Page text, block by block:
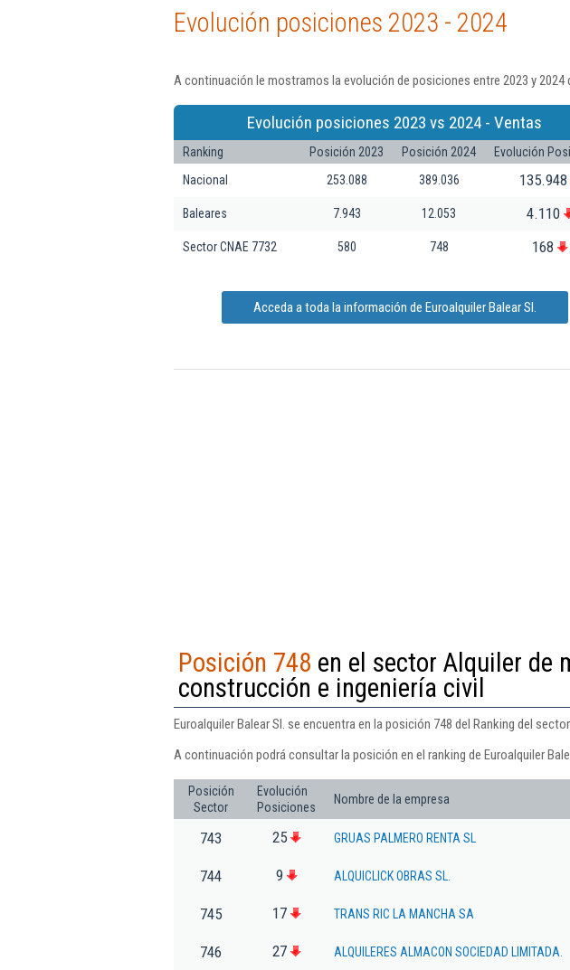
Evolución posiciones 2023 - 2024
A continuación le mostramos la evolución de posiciones entre 2023 y
Evolución posiciones 2023 vs 2024 - Ventas
Ranking Posición 2023 Posición 2024
Evolución
Nacional
253.088 389.036 135.948
Baleares 7.943 12.053 4.110
Sector CNAE 7732 580 748 168
Acceda a toda la información de Euroalquiler Balear Sl.
Posición 748 en el sector Alquiler de
construcción e ingeniería civil
Euroalquiler Balear Sl. se encuentra en la posición 748 del Ranking del
A continuación podrá consultar la posición en el ranking de Euroalquiler
Posición
Sector
Evolución
Posiciones
Nombre de la empresa
743 25 GRUAS PALMERO RENTA SL
744 9 ALQUICLICK OBRAS SL.
745 17 TRANS RIC LA MANCHA SA
746 27 ALQUILERES ALMACON SOCIEDAD LIMITADA.